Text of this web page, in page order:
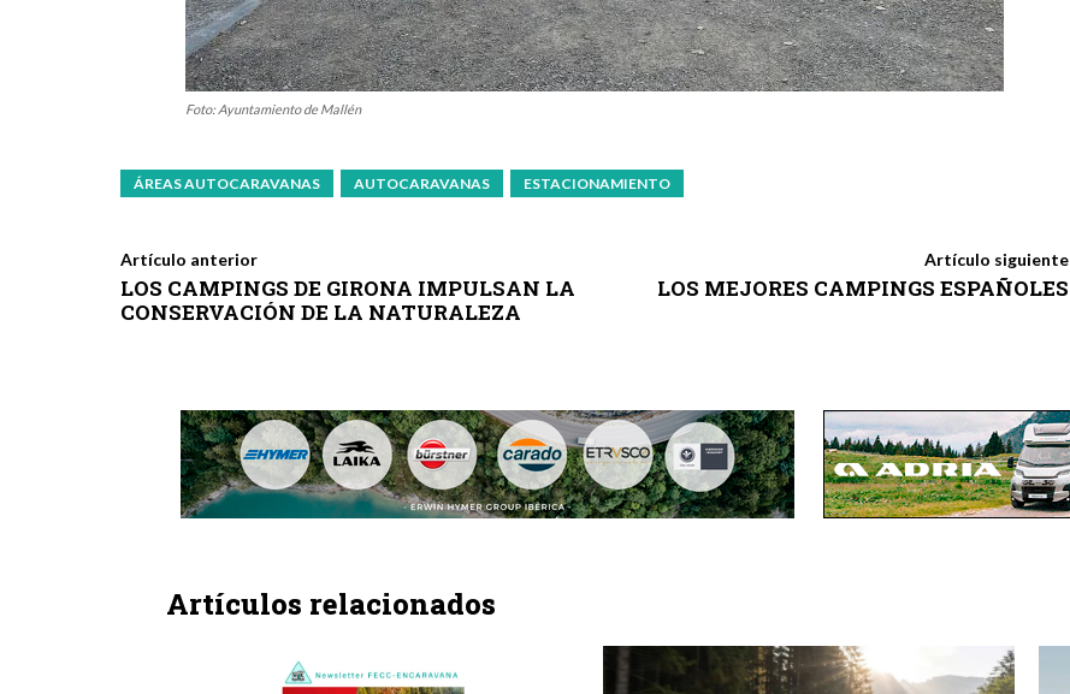
Foto: Ayuntamiento de Mallén
ÁREAS AUTOCARAVANAS AUTOCARAVANAS ESTACIONAMIENTO
Artículo anterior
LOS CAMPINGS DE GIRONA IMPULSAN LA
CONSERVACIÓN DE LA NATURALEZA
Artículo siguiente
LOS MEJORES CAMPINGS ESPAÑOLES
Artículos relacionados